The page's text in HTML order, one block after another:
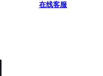
在线客服